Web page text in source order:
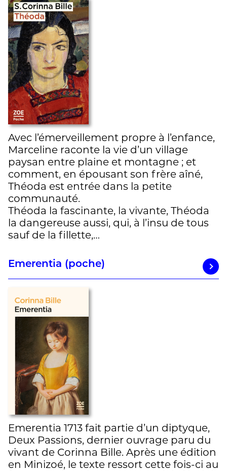
Avec l’émerveillement propre à l’enfance,
Marceline raconte la vie d’un village
paysan entre plaine et montagne ; et
comment, en épousant son frère aîné,
Théoda est entrée dans la petite
communauté.
Théoda la fascinante, la vivante, Théoda
la dangereuse aussi, qui, à l’insu de tous
sauf de la fillette,…
Emerentia (poche)
Emerentia 1713 fait partie d’un diptyque,
Deux Passions, dernier ouvrage paru du
vivant de Corinna Bille. Après une édition
en Minizoé, le texte ressort cette fois-ci au